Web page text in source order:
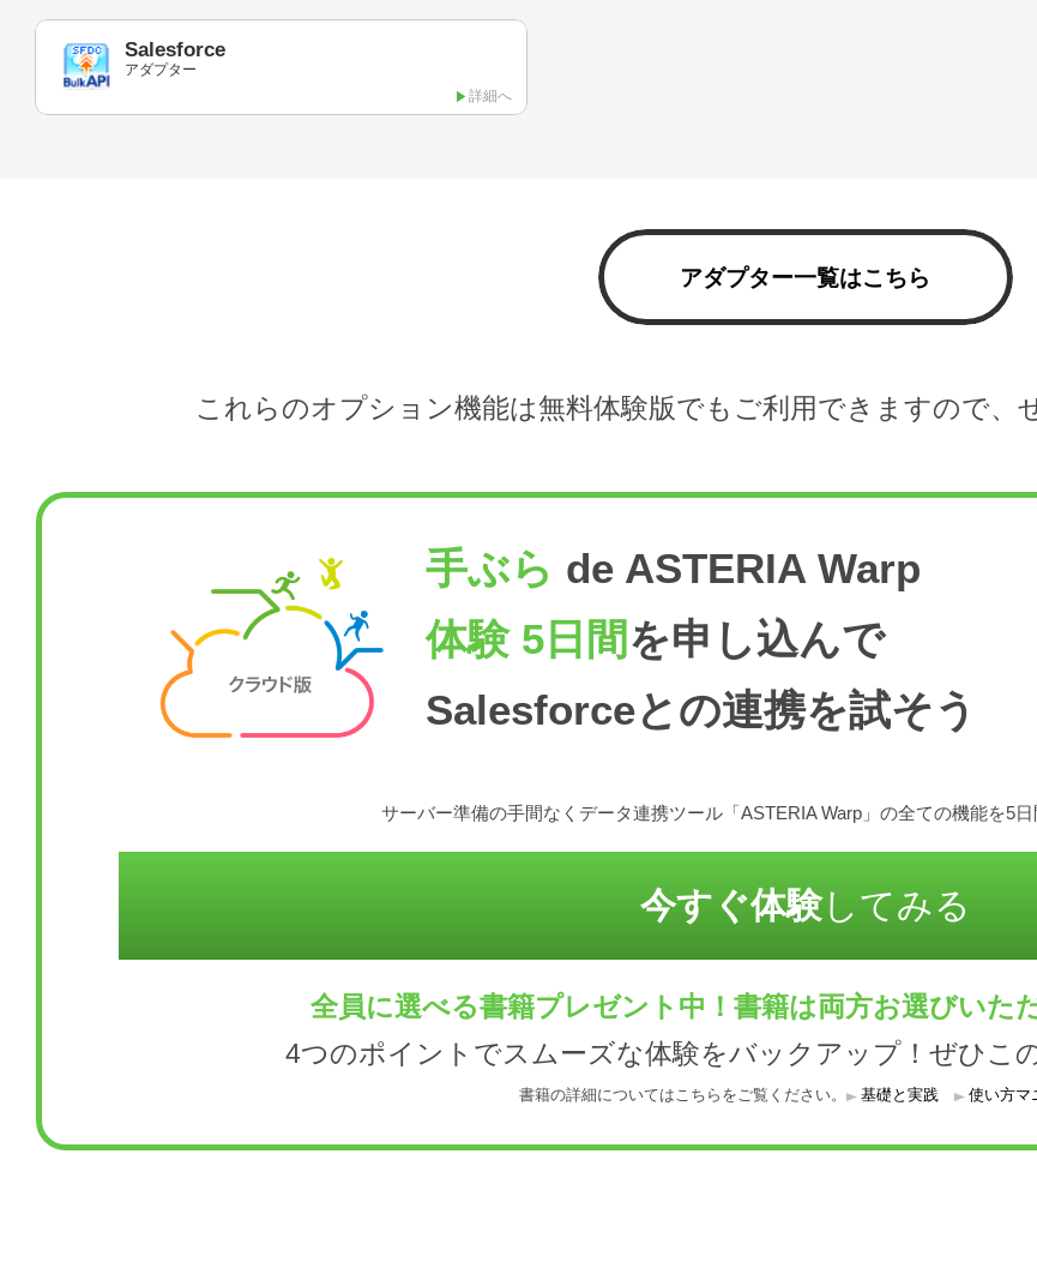
Salesforce
アダプター
詳細へ
アダプター一覧はこちら
これらのオプション機能は無料体験版でもご利用できますので、
手ぶら de ASTERIA Warp
体験 5日間 を申し込んで
Salesforceとの連携を試そう
サーバー準備の手間なくデータ連携ツール「ASTERIA Warp」の全ての機能を5日
今すぐ体験してみる
全員に選べる書籍プレゼント中！書籍は両方お選びいた
4つのポイントでスムーズな体験をバックアップ！ぜひこ
書籍の詳細についてはこちらをご覧ください。 基礎と実践 使い方マ